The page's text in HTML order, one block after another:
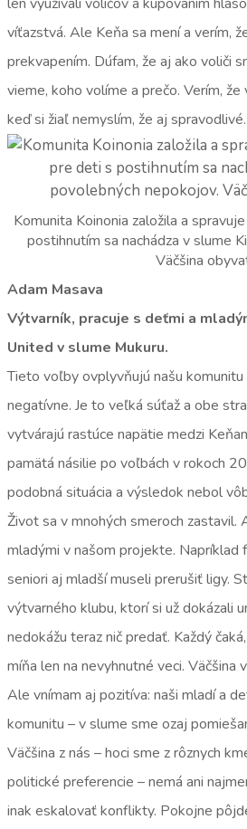
víťazstvá. Ale Keňa sa mení a verím,
prekvapením. Dúfam, že aj ako voliči
vieme, koho volíme a prečo. Verím,
keď si žiaľ nemyslím, že aj spravodlivé.
Komunita Koinonia založila a
postihnutím sa nachádza v slume
Väčšina
Adam Masava
Výtvarník, pracuje s deťmi a
United v slume Mukuru.
Tieto voľby ovplyvňujú našu
negatívne. Je to veľká súťaž a obe
vytvárajú rastúce napätie medzi
pamätá násilie po voľbách v rokoch
podobná situácia a výsledok nebol
Život sa v mnohých smeroch zastavil.
mladými v našom projekte.
seniori aj mladší museli prerušiť ligy.
výtvarného klubu, ktorí si už dokázali
nedokážu teraz nič predať. Každý
míňa len na nevyhnutné veci. Väčšina
Ale vnímam aj pozitíva: naši mladí a
komunitu – v slume sme ozaj
Väčšina z nás – hoci sme z rôznych
politické preferencie – nemá ani
inak eskalovať konflikty. Pokojne